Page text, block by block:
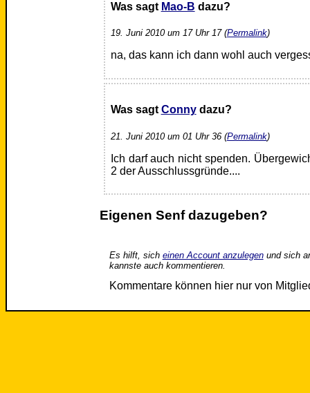
Was sagt Mao-B dazu?
19. Juni 2010 um 17 Uhr 17 (Permalink)
na, das kann ich dann wohl auch
Was sagt Connydazu?
21. Juni 2010 um 01 Uhr 36 (Permalink)
Ich darf auch nicht spenden.
2 der Ausschlussgründe....
Eigenen Senf dazugeben?
Es hilft, sich einen Account anzulegenund sich
kannste auch kommentieren.
Kommentare können hier nur von